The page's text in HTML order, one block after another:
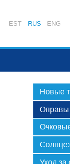
EST RUS ENG
Новые
Оправы
Уход за